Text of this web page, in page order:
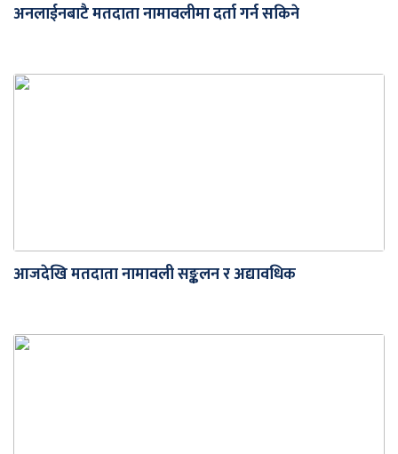
अनलाईनबाटै मतदाता नामावलीमा दर्ता गर्न सकिने
आजदेखि मतदाता नामावली सङ्कलन र अद्यावधिक